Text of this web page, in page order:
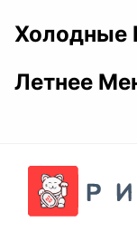
Холодные
Летнее